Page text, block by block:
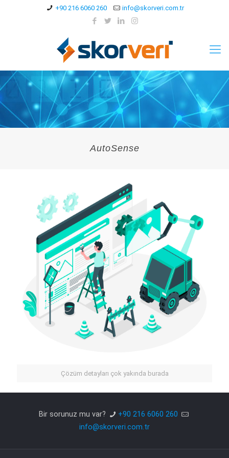
+90 216 6060 260 info@skorveri.com.tr
AutoSense
Çözüm detayları çok yakında burada
Bir sorunuz mu var?
+90 216 6060 260
info@skorveri.com.tr